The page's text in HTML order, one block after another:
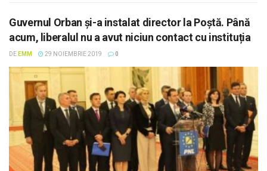
Guvernul Orban și-a instalat director la Poștă. Până
acum, liberalul nu a avut niciun contact cu instituția
DE EMM 29 NOIEMBRIE 2019 0